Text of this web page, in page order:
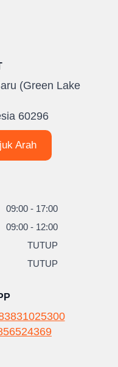
(Green Lake
60296
Arah
09:00 - 17:00
09:00 - 12:00
TUTUP
TUTUP